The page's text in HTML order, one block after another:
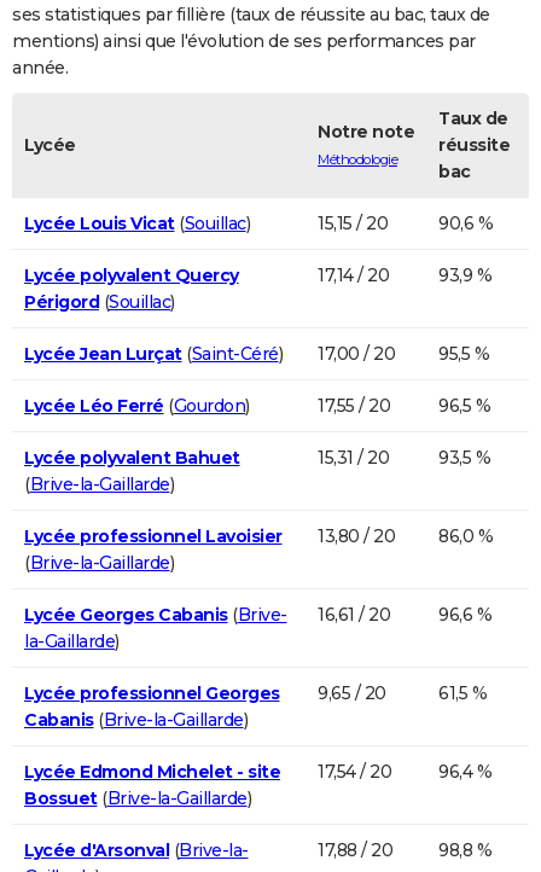
FORUM
Bricolage
Lifestyle
Culture
Sport
Auto
Television
Voyage
Cinema
ses statistiques par fillière (taux de réussite au bac, taux de
mentions) ainsi que l'évolution de ses performances par
année.
Lycée
Notre note
Méthodologie
Taux de
réussite
bac
Lycée Louis Vicat(Souillac) 15,15 / 20 90,6 %
Lycée polyvalent Quercy
Périgord(Souillac)
17,14 / 20 93,9 %
Lycée Jean Lurçat(Saint-Céré) 17,00 / 20 95,5 %
Lycée Léo Ferré (Gourdon) 17,55 / 20 96,5 %
Lycée polyvalent Bahuet
(Brive-la-Gaillarde)
15,31 / 20 93,5 %
Lycée professionnel Lavoisier
(Brive-la-Gaillarde)
13,80 / 20 86,0 %
Lycée Georges Cabanis(Brive-
la-Gaillarde)
16,61 / 20 96,6 %
Lycée professionnel Georges
Cabanis(Brive-la-Gaillarde)
9,65 / 20 61,5 %
Lycée Edmond Michelet - site
Bossuet(Brive-la-Gaillarde)
17,54 / 20 96,4 %
Lycée d'Arsonval(Brive-la-
17,88 / 20 98,8 %